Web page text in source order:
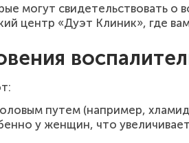
могут свидетельствовать
центр «Дуэт Клиник», где
путем (например,
у женщин, что